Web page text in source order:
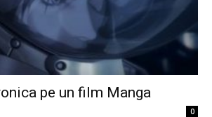
pe un film Manga
0